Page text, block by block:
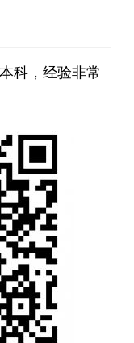
科，经验非常